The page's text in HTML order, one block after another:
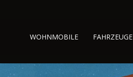
WOHNMOBILE FAHRZEUGE